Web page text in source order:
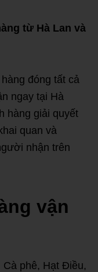
từ Hà Lan và
đóng tất cả
ngay tại Hà
hàng giải quyết
quan và
nhận trên
vận
Cà phê, Hạt Điều,